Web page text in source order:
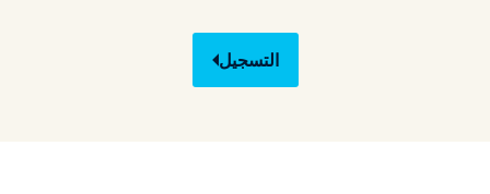
التسجيل